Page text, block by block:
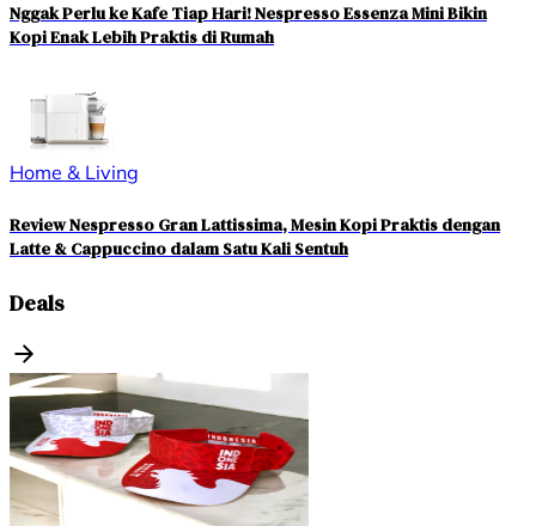
Nggak Perlu ke Kafe Tiap Hari! Nespresso Essenza Mini Bikin
Kopi Enak Lebih Praktis di Rumah
Home & Living
Review Nespresso Gran Lattissima, Mesin Kopi Praktis dengan
Latte & Cappuccino dalam Satu Kali Sentuh
Deals